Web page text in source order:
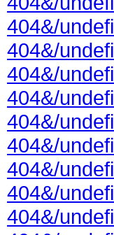
404&/
404&/
404&/
404&/
404&/
404&/
404&/
404&/
404&/